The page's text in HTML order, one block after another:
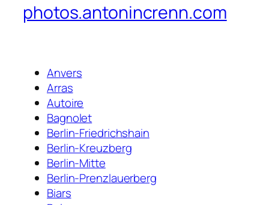
photos.antonincrenn.com
Anvers
Arras
Autoire
Bagnolet
Berlin-Friedrichshain
Berlin-Kreuzberg
Berlin-Mitte
Berlin-Prenzlauerberg
Biars